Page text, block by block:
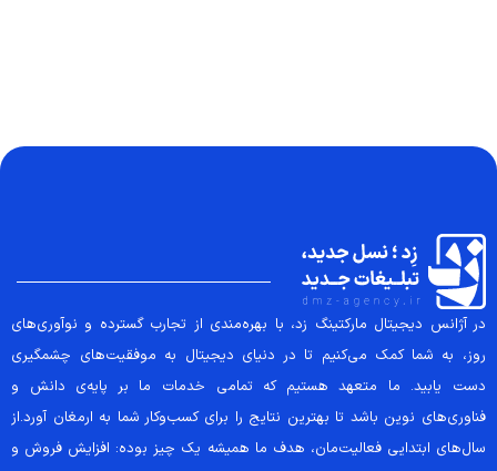
در آژانس دیجیتال مارکتینگ زد، با بهره‌مندی از تجارب گسترده و نوآوری‌های
روز، به شما کمک می‌کنیم تا در دنیای دیجیتال به موفقیت‌های چشمگیری
دست یابید. ما متعهد هستیم که تمامی خدمات ما بر پایه‌ی دانش و
فناوری‌های نوین باشد تا بهترین نتایج را برای کسب‌وکار شما به ارمغان آورد.از
سال‌های ابتدایی فعالیت‌مان، هدف ما همیشه یک چیز بوده: افزایش فروش و